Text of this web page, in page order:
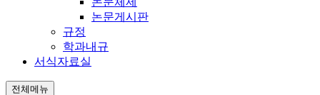
논문게시판
규정
학과내규
서식자료실
전체메뉴